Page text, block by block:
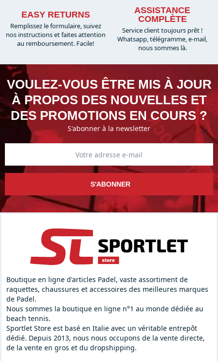
EASY RETURNS
Remplissez le formulaire, suivez
nos instructions et faites attention
au remboursement. Facile!
ASSISTANCE
COMPLÈTE
Service client toujours prêt !
Whatsapp, télégramme, e-mail,
nous sommes là.​
VOULEZ-VOUS ÊTRE MIS À JOUR
À PROPOS DES NOUVELLES ET
DES PROMOTIONS EN COURS ?
S'abonner à la newsletter
S'ABONNER
Boutique en ligne d'articles Padel, vaste assortiment de
raquettes, chaussures et accessoires des meilleures marques
de Padel.
Nous sommes la boutique en ligne n°1 au monde dédiée au
beach tennis.
Sportlet Store est basé en Italie avec un véritable entrepôt
dédié. Depuis 2013, nous nous occupons de la vente directe,
de la vente en gros et du dropshipping.